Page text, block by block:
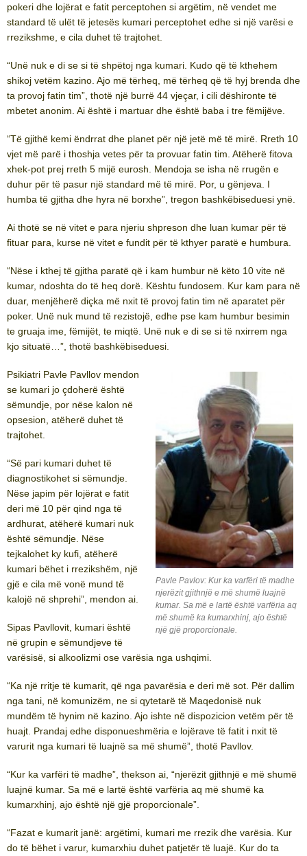
pokeri dhe lojërat e fatit perceptohen si argëtim, në vendet me
standard të ulët të jetesës kumari perceptohet edhe si një varësi e
rrezikshme, e cila duhet të trajtohet.
“Unë nuk e di se si të shpëtoj nga kumari. Kudo që të kthehem
shikoj vetëm kazino. Ajo më tërheq, më tërheq që të hyj brenda dhe
ta provoj fatin tim”, thotë një burrë 44 vjeçar, i cili dëshironte të
mbetet anonim. Ai është i martuar dhe është baba i tre fëmijëve.
“Të gjithë kemi ëndrrat dhe planet për një jetë më të mirë. Rreth 10
vjet më parë i thoshja vetes për ta provuar fatin tim. Atëherë fitova
xhek-pot prej rreth 5 mijë eurosh. Mendoja se isha në rrugën e
duhur për të pasur një standard më të mirë. Por, u gënjeva. I
humba të gjitha dhe hyra në borxhe”, tregon bashkëbiseduesi ynë.
Ai thotë se në vitet e para njeriu shpreson dhe luan kumar për të
fituar para, kurse në vitet e fundit për të kthyer paratë e humbura.
“Nëse i kthej të gjitha paratë që i kam humbur në këto 10 vite në
kumar, ndoshta do të heq dorë. Kështu fundosem. Kur kam para në
duar, menjëherë diçka më nxit të provoj fatin tim në aparatet për
poker. Unë nuk mund të rezistojë, edhe pse kam humbur besimin
te gruaja ime, fëmijët, te miqtë. Unë nuk e di se si të nxirrem nga
kjo situatë…”, thotë bashkëbiseduesi.
Pavle Pavlov: Kur ka varfëri të madhe
njerëzit gjithnjë e më shumë luajnë
kumar. Sa më e lartë është varfëria aq
më shumë ka kumarxhinj, ajo është
një gjë proporcionale.
Psikiatri Pavle Pavllov mendon
se kumari jo çdoherë është
sëmundje, por nëse kalon në
opsesion, atëherë duhet të
trajtohet.
“Së pari kumari duhet të
diagnostikohet si sëmundje.
Nëse japim për lojërat e fatit
deri më 10 për qind nga të
ardhurat, atëherë kumari nuk
është sëmundje. Nëse
tejkalohet ky kufi, atëherë
kumari bëhet i rrezikshëm, një
gjë e cila më vonë mund të
kalojë në shprehi”, mendon ai.
Sipas Pavllovit, kumari është
në grupin e sëmundjeve të
varësisë, si alkoolizmi ose varësia nga ushqimi.
“Ka një rritje të kumarit, që nga pavarësia e deri më sot. Për dallim
nga tani, në komunizëm, ne si qytetarë të Maqedonisë nuk
mundëm të hynim në kazino. Ajo ishte në dispozicion vetëm për të
huajt. Prandaj edhe disponueshmëria e lojërave të fatit i nxit të
varurit nga kumari të luajnë sa më shumë”, thotë Pavllov.
“Kur ka varfëri të madhe”, thekson ai, “njerëzit gjithnjë e më shumë
luajnë kumar. Sa më e lartë është varfëria aq më shumë ka
kumarxhinj, ajo është një gjë proporcionale”.
“Fazat e kumarit janë: argëtimi, kumari me rrezik dhe varësia. Kur
do të bëhet i varur, kumarxhiu duhet patjetër të luajë. Kur do ta